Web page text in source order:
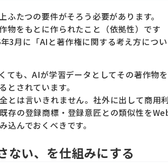
たつの要件がそろう必要があります。
物をもとに作られたこと（依拠性）です
3月に「AIと著作権に関する考え方につい
ても、AIが学習データとしてその著作物を
されています。
とは言いきれません。社外に出して商用
存の登録商標・登録意匠との類似性を
んでおくべきです。
ない、を仕組みにする